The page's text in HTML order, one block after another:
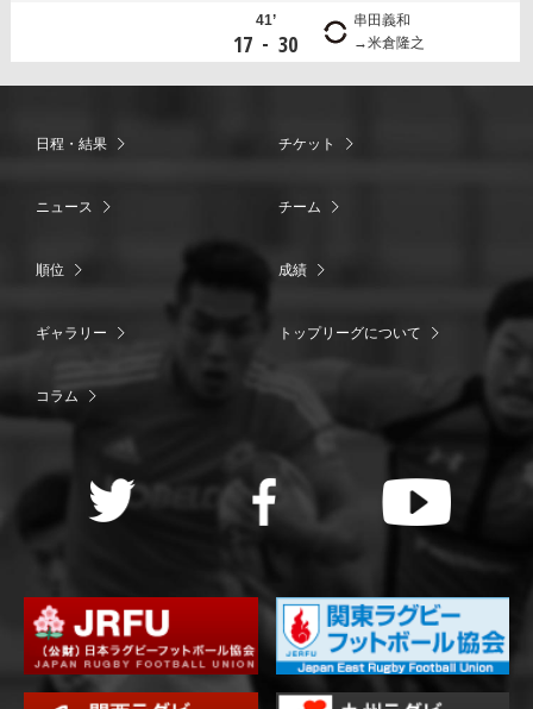
41’
17 - 30
串田義和
米倉隆之
日程・結果 チケット
ニュース チーム
順位 成績
ギャラリー トップリーグについて
コラム